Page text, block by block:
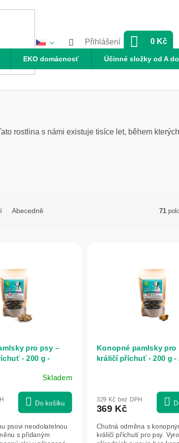
Přihlášení 0 Kč
EKO domácnosť Účinné složky od A
rostlina s námi existuje tisíce let, během
Abecedně 71
pro psy –
- 200 g -
Skladem
Do košíku
psovi neodolatelnou
s přidaným
Konopné pamlsky pro
králičí příchuť - 200 g -
329 Kč bez DPH
369 Kč
Chutná odměna s
králičí příchutí pro psy.